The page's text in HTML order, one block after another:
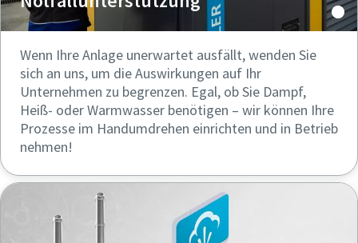
Wenn Ihre Anlage unerwartet ausfällt, wenden Sie
sich an uns, um die Auswirkungen auf Ihr
Unternehmen zu begrenzen. Egal, ob Sie Dampf,
Heiß- oder Warmwasser benötigen – wir können Ihre
Prozesse im Handumdrehen einrichten und in Betrieb
nehmen!